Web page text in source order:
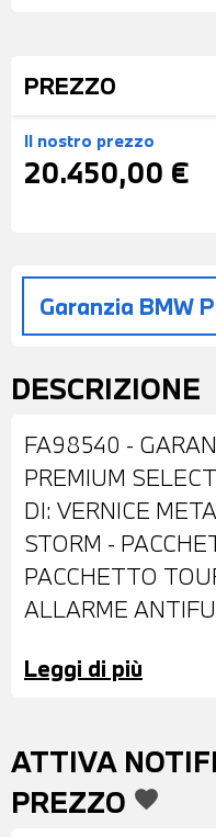
PREZZO
Il nostro prezzo
20.450,00 €
Garanzia BMW
DESCRIZIONE
FA98540 -
PREMIUM
DI: VERNICE
STORM -
PACCHETTO
ALLARME
AGGIUNTIVI -
CRUISE
RISCALDABILI -
Leggi di più
ATTIVA
PREZZO favorite